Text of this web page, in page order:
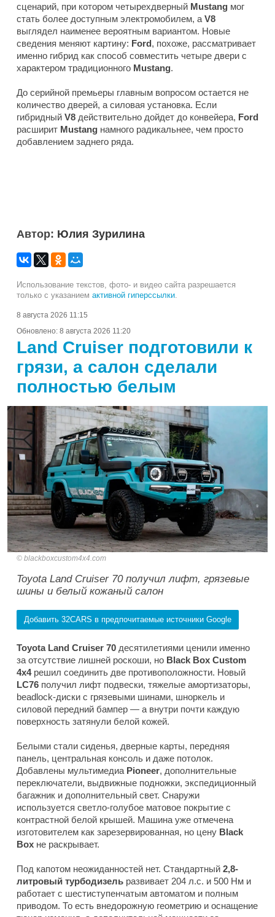
сценарий, при котором четырехдверный Mustang мог
стать более доступным электромобилем, а V8
выглядел наименее вероятным вариантом. Новые
сведения меняют картину: Ford, похоже, рассматривает
именно гибрид как способ совместить четыре двери с
характером традиционного Mustang.
До серийной премьеры главным вопросом остается не
количество дверей, а силовая установка. Если
гибридный V8 действительно дойдет до конвейера, Ford
расширит Mustang намного радикальнее, чем просто
добавлением заднего ряда.
Автор: Юлия Зурилина
Использование текстов, фото- и видео сайта разрешается
только с указанием активной гиперссылки
8 августа 2026 11:15
Обновлено: 8 августа 2026 11:20
Land Cruiser подготовили к
грязи, а салон сделали
полностью белым
blackboxcustom4x4.com
Toyota Land Cruiser 70 получил лифт, грязевые
шины и белый кожаный салон
Добавить 32CARS в предпочитаемые источники Google
Toyota Land Cruiser 70 десятилетиями ценили именно
за отсутствие лишней роскоши, но Black Box Custom
4x4решил соединить две противоположности. Новый
LC76 получил лифт подвески, тяжелые амортизаторы,
beadlock-диски с грязевыми шинами, шноркель и
силовой передний бампер — а внутри почти каждую
поверхность затянули белой кожей.
Белыми стали сиденья, дверные карты, передняя
панель, центральная консоль и даже потолок.
Добавлены мультимедиа Pioneer, дополнительные
переключатели, выдвижные подножки, экспедиционный
багажник и дополнительный свет. Снаружи
используется светло-голубое матовое покрытие с
контрастной белой крышей. Машина уже отмечена
изготовителем как зарезервированная, но цену Black
Box не раскрывает.
Под капотом неожиданностей нет. Стандартный 2,8-
литровый турбодизель развивает 204 л.с. и 500 Нм и
работает с шестиступенчатым автоматом и полным
приводом. То есть внедорожную геометрию и оснащение